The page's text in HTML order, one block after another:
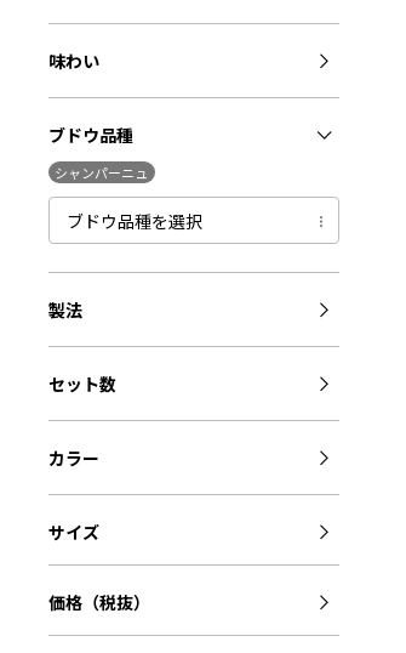
味わい
ブドウ品種
シャンパーニュ
ブドウ品種を選択
製法
セット数
カラー
サイズ
価格（税抜）